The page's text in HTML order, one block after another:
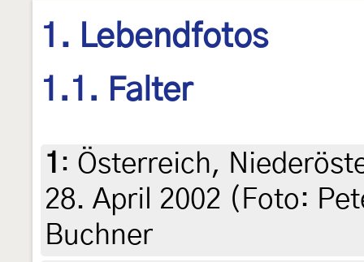
1. Lebendfotos
1.1. Falter
1 : Österreich,
28. April 2002 (Foto:
Buchner